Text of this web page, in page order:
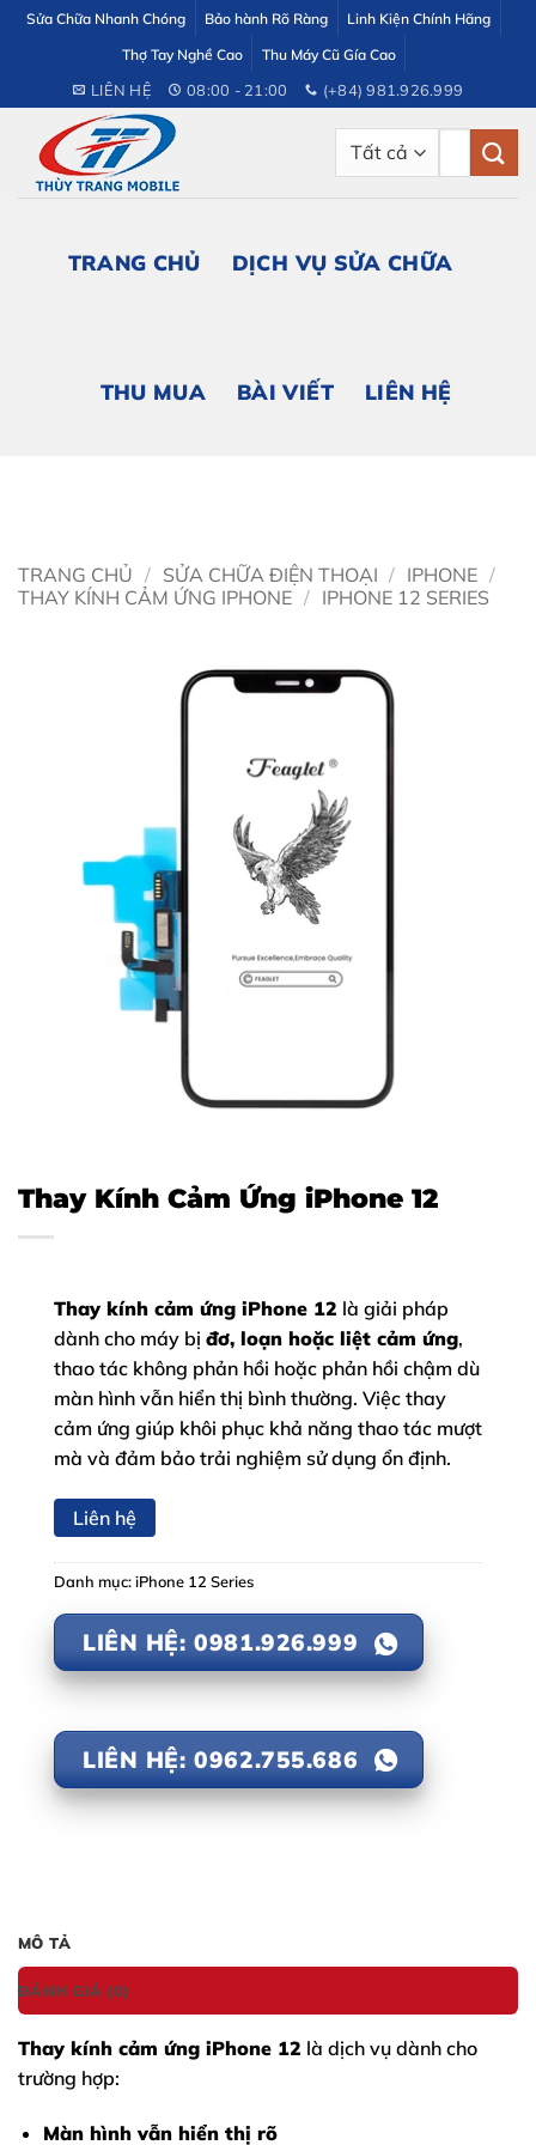
dung
Sửa Chữa Nhanh Chóng Bảo hành Rõ Ràng
Linh Kiện Chính Hãng
Thợ Tay Nghề Cao
Thu Máy Cũ Gía Cao
LIÊN HỆ 08:00 - 21:00 (+84) 981.926.999
TRANG CHỦ DỊCH VỤ SỬA CHỮA
THU MUA BÀI VIẾT LIÊN HỆ
TRANG CHỦ / SỬA CHỮA ĐIỆN THOẠI / IPHONE /
THAY KÍNH CẢM ỨNG IPHONE / IPHONE 12 SERIES
Thay Kính Cảm Ứng iPhone 12
Thay kính cảm ứng iPhone 12 là giải pháp
dành cho máy bị đơ, loạn hoặc liệt cảm ứng,
thao tác không phản hồi hoặc phản hồi chậm dù
màn hình vẫn hiển thị bình thường. Việc thay
cảm ứng giúp khôi phục khả năng thao tác mượt
mà và đảm bảo trải nghiệm sử dụng ổn định.
Liên hệ
Danh mục:iPhone 12 Series
LIÊN HỆ: 0981.926.999
LIÊN HỆ: 0962.755.686
MÔ TẢ
ĐÁNH GIÁ (0)
Thay kính cảm ứng iPhone 12 là dịch vụ dành cho
trường hợp:
Màn hình vẫn hiển thị rõ